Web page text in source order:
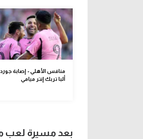
منافس الأهلي - إصابة
ألبا تربك إنتر ميامي